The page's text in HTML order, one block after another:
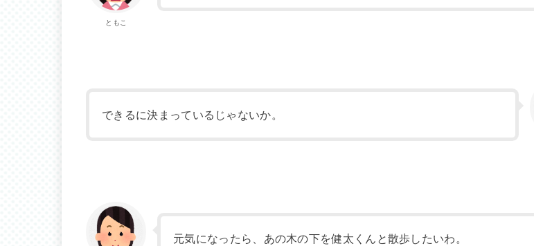
ともこ
できるに決まっているじゃないか。
元気になったら、あの木の下を健太くんと散歩したいわ。